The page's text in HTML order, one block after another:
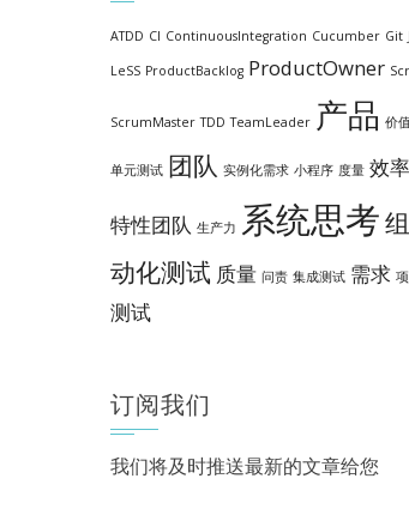
ATDD CI ContinuousIntegration Cucumber Git
LeSS ProductBacklog ProductOwner
ScrumMaster TDD TeamLeader 产品 价
单元测试 团队 实例化需求 小程序 度量 效率
特性团队 生产力 系统思考
动化测试 质量 问责 集成测试 需求
测试
订阅我们
我们将及时推送最新的文章给您